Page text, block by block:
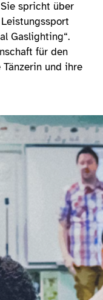
spricht über
Gaslighting“.
für den
und ihre